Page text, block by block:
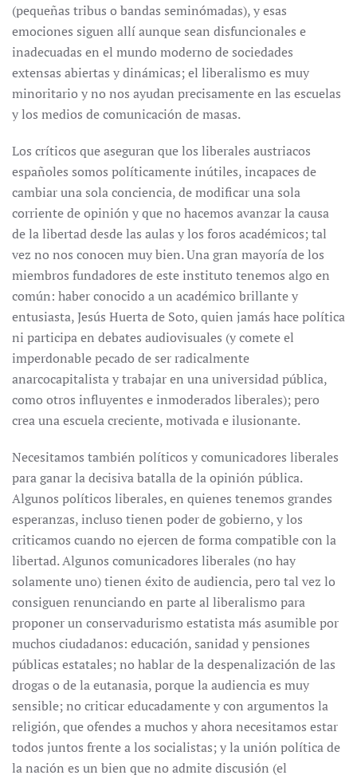
(pequeñas tribus o bandas seminómadas), y esas
emociones siguen allí aunque sean disfuncionales e
inadecuadas en el mundo moderno de sociedades
extensas abiertas y dinámicas; el liberalismo es muy
minoritario y no nos ayudan precisamente en las escuelas
y los medios de comunicación de masas.
Los críticos que aseguran que los liberales austriacos
españoles somos políticamente inútiles, incapaces de
cambiar una sola conciencia, de modificar una sola
corriente de opinión y que no hacemos avanzar la causa
de la libertad desde las aulas y los foros académicos; tal
vez no nos conocen muy bien. Una gran mayoría de los
miembros fundadores de este instituto tenemos algo en
común: haber conocido a un académico brillante y
entusiasta, Jesús Huerta de Soto, quien jamás hace política
ni participa en debates audiovisuales (y comete el
imperdonable pecado de ser radicalmente
anarcocapitalista y trabajar en una universidad pública,
como otros influyentes e inmoderados liberales); pero
crea una escuela creciente, motivada e ilusionante.
Necesitamos también políticos y comunicadores liberales
para ganar la decisiva batalla de la opinión pública.
Algunos políticos liberales, en quienes tenemos grandes
esperanzas, incluso tienen poder de gobierno, y los
criticamos cuando no ejercen de forma compatible con la
libertad. Algunos comunicadores liberales (no hay
solamente uno) tienen éxito de audiencia, pero tal vez lo
consiguen renunciando en parte al liberalismo para
proponer un conservadurismo estatista más asumible por
muchos ciudadanos: educación, sanidad y pensiones
públicas estatales; no hablar de la despenalización de las
drogas o de la eutanasia, porque la audiencia es muy
sensible; no criticar educadamente y con argumentos la
religión, que ofendes a muchos y ahora necesitamos estar
todos juntos frente a los socialistas; y la unión política de
la nación es un bien que no admite discusión (el